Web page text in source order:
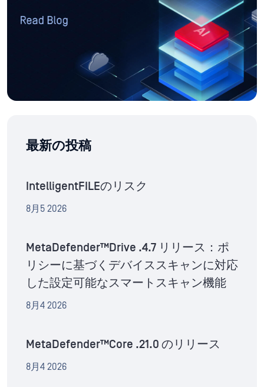
最新の投稿
IntelligentFILEのリスク
8月5 2026
MetaDefender™Drive .4.7 リリース：ポ
リシーに基づくデバイススキャンに対応
した設定可能なスマートスキャン機能
8月4 2026
MetaDefender™Core .21.0 のリリース
8月4 2026